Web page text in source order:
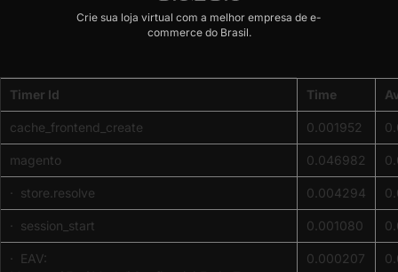
Crie sua loja virtual com a melhor empresa de e-
commerce do Brasil.
Profiler
(Memory
real
-
2097152,
emalloc
12998080)
Timer Id Time
cache_frontend_create 0.001952
magento 0.046982
· store.resolve 0.004294
· session_start 0.001080
· EAV:
0.000207